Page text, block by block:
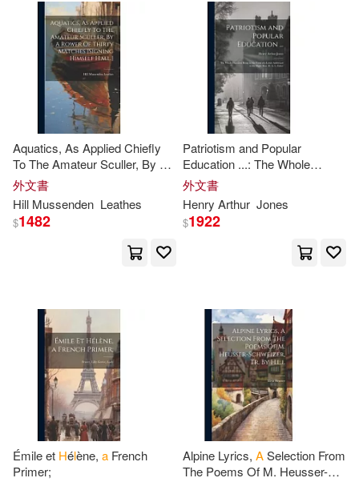
Stephen H.(89)
Susan H.(89)
Courtney L.(88)
Christopher L.(87)
Foster(87) Frank(87)
Vicki L.(87)
Cole(86)
Hunt(86)
Ph.d.(86) William C.(86)
TMEplus(30)
Trafalgar Square(30)
venus(30) 音樂之橋(30)
Tantor Media Inc(29)
Univ of North Carolina Pr(29)
Coronet Books Inc(28)
Harlequin Books(28)
MELODIYA(28)
Mosby Inc(28) 瑋秦出版(28)
Aquatics, As Applied Chiefly
To The Amateur Sculler, By A
Rower Of Thirty Matches
[signing Himself
外文書
Hill Mussenden Leathes
$1482
Patriotism and Popular
Education ...: The Whole
Discourse Being in the Form of
a Letter Addressed to the Right
Hon.H
外文書
Henry Arthur Jones
$1922
Émile et Hélène, a French
Primer;
Alpine Lyrics, ASelection From
The Poems Of M. Heusser-